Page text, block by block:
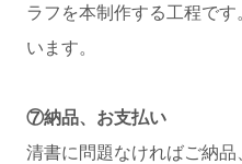
ラフを本制作する工程で
います。
⑦納品、お支払い
清書に問題なければご納